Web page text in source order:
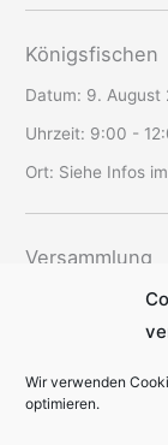
Wir verwenden
optimieren.
Königsfischen
Datum: 9. August
Uhrzeit: 9:00 -
Ort: Siehe Infos
Versammlung
12.
19:30 -
Ort:SAV-